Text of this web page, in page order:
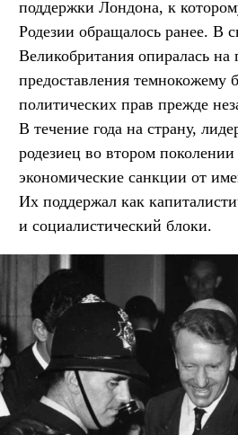
поддержки Лондона, к
Родезии обращалось ранее. В
Великобритания опиралась на
предоставления темнокожему
политических прав прежде
В течение года на страну,
родезиец во втором
экономические санкции от
Их поддержал как
и социалистический блоки.